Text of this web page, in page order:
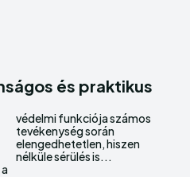
és praktikus
nélküle sérülés is...